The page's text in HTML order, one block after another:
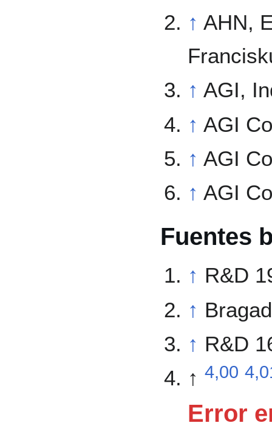
↑ AHN,
↑ AGI,
↑ AGI
↑ AGI
↑ AGI
Fuentes
↑ R&D
↑
↑ R&D
↑ 4,00
Error